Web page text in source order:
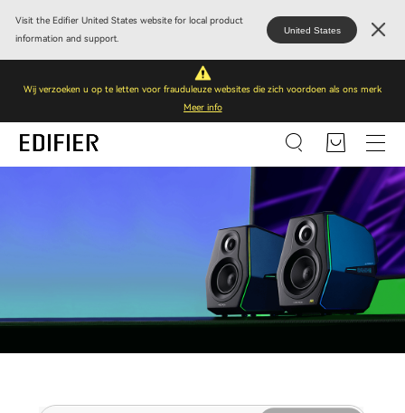
Visit the Edifier United States website for local product
information and support.
United States
Wij verzoeken u op te letten voor frauduleuze websites die zich voordoen als ons merk
Meer info